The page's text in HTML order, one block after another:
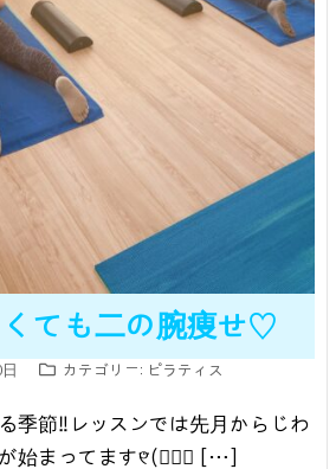
ても二の腕痩せ♡
カテゴリー: ピラティス
季節‼︎⁣レッスンでは先月からじわ
が始まってます୧⃛(๑⃙⃘ […]